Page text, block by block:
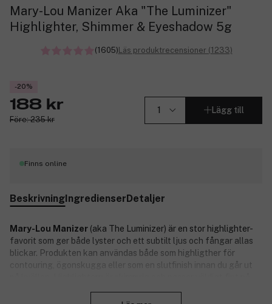
Mary-Lou Manizer Aka "The Luminizer"
Highlighter, Shimmer & Eyeshadow 5g
(1605) Läs produktrecensioner (1233)
-20%
188 kr
Före: 235 kr
Lägg till
Finns online
BeskrivningIngredienserDetaljer
Mary-Lou Manizer (aka The Luminizer) är en stor highlighter-
favorit som ger både lyster och ett subtilt ljus och fångar allas
blickar. Produkten kan användas både som highligther för
contouring, ögonskugga eller som en slutfinish innan du går ut